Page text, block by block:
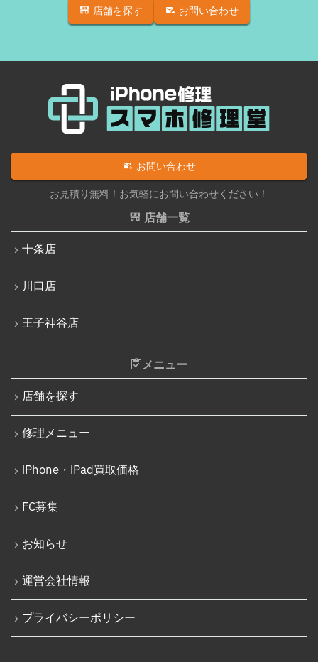
iPadバッテリー交換
iPad充電コネクタ交換修理
iPad水没洗浄作業
iPadその他部品修理
Nintendo Switch修理実績
Nintendo Switchその他部品修理
Nintendo Switchバッテリー交換
Nintendo Siwtch充電コネクタ修理
Nintendo Switchタッチパネル修理交換
Nintendo Switchゲームカードスロット修理
Nintendo Switch SDカードスロット修理
Nintendo Switch基板破損修理（軽度）
Nintendo Switch基板破損修理（重度）
iPod修理実績
iPodバッテリー交換
パソコン修理実績
パソコン液晶パネル交換修理
パソコンバッテリー交換
パソコンその他部品修理
iPhone SE（第2世代）
iPhone 12 mini
iPhone 12 Pro Max
iPhone 13 Pro
iPhone 13 Pro Max
iPhone SE（第3世代）
iPhone 14
iPhone 14 Pro
iPhone 14 Pro Max
iPhone 15
iPhone 15 Pro
iPhone 16
iPhone 16 Plus
iPhone 16 Pro
iPhone 16 Pro Max
iPhone 17
店舗を探す お問い合わせ
お問い合わせ
お見積り無料！お気軽にお問い合わせください！
店舗一覧
十条店
川口店
王子神谷店
メニュー
店舗を探す
修理メニュー
iPhone・iPad買取価格
FC募集
お知らせ
運営会社情報
プライバシーポリシー